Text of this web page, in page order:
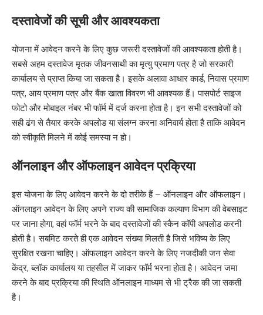
दस्तावेजों की सूची और आवश्यकता
योजना में आवेदन करने के लिए कुछ जरूरी दस्तावेजों की आवश्यकता होती है।
सबसे अहम दस्तावेज मृतक जीवनसाथी का मृत्यु प्रमाण पत्र है जो सरकारी
कार्यालय से प्राप्त किया जा सकता है। इसके अलावा आधार कार्ड, निवास प्रमाण
पत्र, आय प्रमाण पत्र और बैंक खाता विवरण भी आवश्यक हैं। पासपोर्ट साइज
फोटो और मोबाइल नंबर भी फॉर्म में दर्ज करना होता है। इन सभी दस्तावेजों को
सही ढंग से तैयार करके अपलोड या संलग्न करना अनिवार्य होता है ताकि आवेदन
को स्वीकृति मिलने में कोई समस्या न हो।
ऑनलाइन और ऑफलाइन आवेदन प्रक्रिया
इस योजना के लिए आवेदन करने के दो तरीके हैं – ऑनलाइन और ऑफलाइन।
ऑनलाइन आवेदन के लिए अपने राज्य की सामाजिक कल्याण विभाग की वेबसाइट
पर जाना होगा, वहां फॉर्म भरने के बाद दस्तावेजों की स्कैन कॉपी अपलोड करनी
होती है। सबमिट करते ही एक आवेदन संख्या मिलती है जिसे भविष्य के लिए
सुरक्षित रखना चाहिए। ऑफलाइन आवेदन करने के लिए नजदीकी जन सेवा
केंद्र, ब्लॉक कार्यालय या तहसील में जाकर फॉर्म भरना होता है। आवेदन जमा
करने के बाद प्रक्रिया की स्थिति ऑनलाइन माध्यम से भी ट्रैक की जा सकती
है।